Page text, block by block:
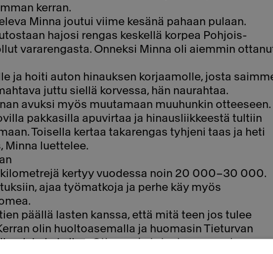
kerran.
Minna joutui viime kesänä pahaan pulaan.
hajosi rengas keskellä korpea Pohjois-
vararengasta. Onneksi Minna oli aiemmin
ja hoiti auton hinauksen korjaamolle, josta
juttu siellä korvessa, hän naurahtaa.
avuksi myös muutamaan muuhunkin otteeseen.
pakkasilla apuvirtaa ja hinausliikkeestä tultiin
Toisella kertaa takarengas tyhjeni taas ja heti
Minna luettelee.
kertyy vuodessa noin 20 000–30 000.
ajaa työmatkoja ja perhe käy myös
päällä lasten kanssa, että mitä teen jos tulee
olin huoltoasemalla ja huomasin Tieturvan
kokeilua. Otin sen ja totesin sen sopivan